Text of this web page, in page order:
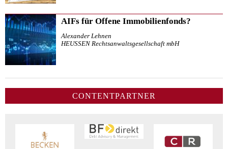
AIFs für Offene Immobilienfonds?
Alexander Lehnen
HEUSSEN Rechtsanwaltsgesellschaft mbH
CONTENTPARTNER